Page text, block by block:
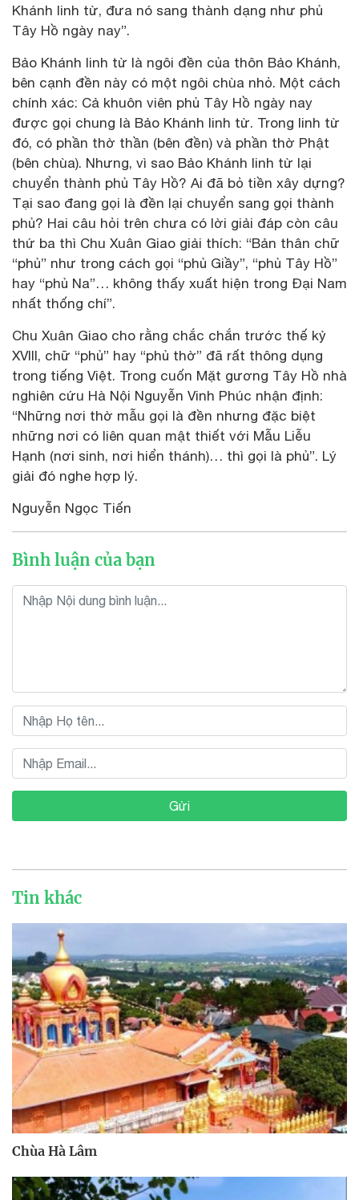
Khánh linh từ, đưa nó sang thành dạng như phủ
Tây Hồ ngày nay”.
Bảo Khánh linh từ là ngôi đền của thôn Bảo Khánh,
bên cạnh đền này có một ngôi chùa nhỏ. Một cách
chính xác: Cả khuôn viên phủ Tây Hồ ngày nay
được gọi chung là Bảo Khánh linh từ. Trong linh từ
đó, có phần thờ thần (bên đền) và phần thờ Phật
(bên chùa). Nhưng, vì sao Bảo Khánh linh từ lại
chuyển thành phủ Tây Hồ? Ai đã bỏ tiền xây dựng?
Tại sao đang gọi là đền lại chuyển sang gọi thành
phủ? Hai câu hỏi trên chưa có lời giải đáp còn câu
thứ ba thì Chu Xuân Giao giải thích: “Bản thân chữ
“phủ” như trong cách gọi “phủ Giầy”, “phủ Tây Hồ”
hay “phủ Na”… không thấy xuất hiện trong Đại Nam
nhất thống chí”.
Chu Xuân Giao cho rằng chắc chắn trước thế kỷ
XVIII, chữ “phủ” hay “phủ thờ” đã rất thông dụng
trong tiếng Việt. Trong cuốn Mặt gương Tây Hồ nhà
nghiên cứu Hà Nội Nguyễn Vinh Phúc nhận định:
“Những nơi thờ mẫu gọi là đền nhưng đặc biệt
những nơi có liên quan mật thiết với Mẫu Liễu
Hạnh (nơi sinh, nơi hiển thánh)… thì gọi là phủ”. Lý
giải đó nghe hợp lý.
Nguyễn Ngọc Tiến
Bình luận của bạn
Gửi
Tin khác
Chùa Hà Lâm